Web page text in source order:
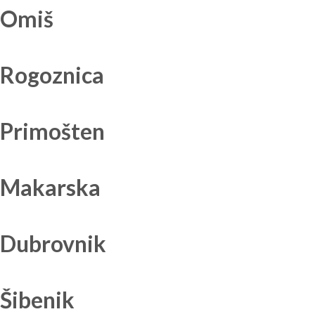
Omiš
Rogoznica
Primošten
Makarska
Dubrovnik
Šibenik